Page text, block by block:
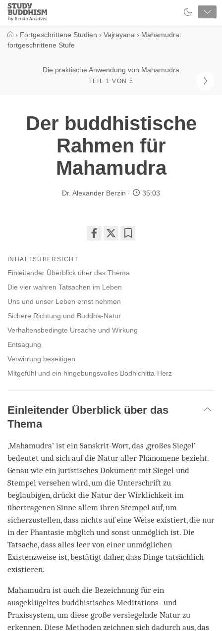
Close
Study
Buddhism
› Fortgeschrittene Studien › Vajrayana › Mahamudra:
fortgeschrittene Stufe
Die praktische Anwendung von Mahamudra
TEIL 1 VON 5
Der buddhistische
Rahmen für
Mahamudra
Dr. Alexander Berzin 35:03
facebook
INHALTSÜBERSICHT
Einleitender Überblick über das Thema
Die vier wahren Tatsachen im Leben
Uns und unser Leben ernst nehmen
Sichere Richtung und Buddha-Natur
Verhaltensbedingte Ursache und Wirkung
Entsagung
Verwirrung beseitigen
Mitgefühl und ein hingebungsvolles Bodhichitta-Herz
Einleitender Überblick über das
Thema
‚Mahamudra’ ist ein Sanskrit-Wort, das ‚großes Siegel’
bedeutet und sich auf die Natur aller Phänomene bezieht.
Genau wie ein juristisches Dokument mit Siegel und
Stempel versehen wird, um die Unterschrift zu
beglaubigen, drückt die Natur der Wirklichkeit im
übertragenen Sinne allem ihren Stempel auf, um
sicherzustellen, dass nichts auf eine Weise existiert, die nur
in der Phantasie möglich und sonst unmöglich ist. Die
Tatsache, dass alles leer von einer unmöglichen
Existenzweise ist, bestätigt daher, dass Dinge tatsächlich
existieren.
Mahamudra ist auch die Bezeichnung für ein
ausgeklügeltes buddhistisches Meditations- und
Praxissystem, um diese große versiegelnde Natur zu
erkennen. Diese Methoden zeichnen sich dadurch aus, das